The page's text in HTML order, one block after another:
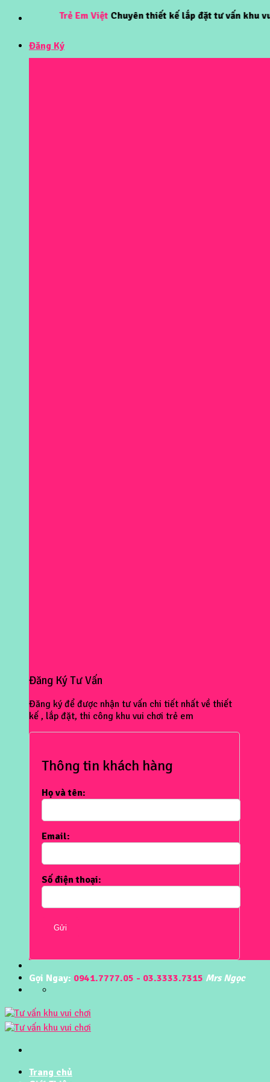
Skip
content
Trẻ Em Việt Chuyên thiết kế lắp đặt tư vấn khu vui chơi
Đăng Ký
Đăng Ký Tư Vấn
Đăng ký để được nhận tư vấn chi tiết nhất về thiết
kế , lắp đặt, thi công khu vui chơi trẻ em
Thông tin khách hàng
Họ và tên:
Email:
Số điện thoại:
Gửi
Gọi Ngay: 0941.7777.05 - 03.3333.7315 Mrs Ngọc
Trang chủ